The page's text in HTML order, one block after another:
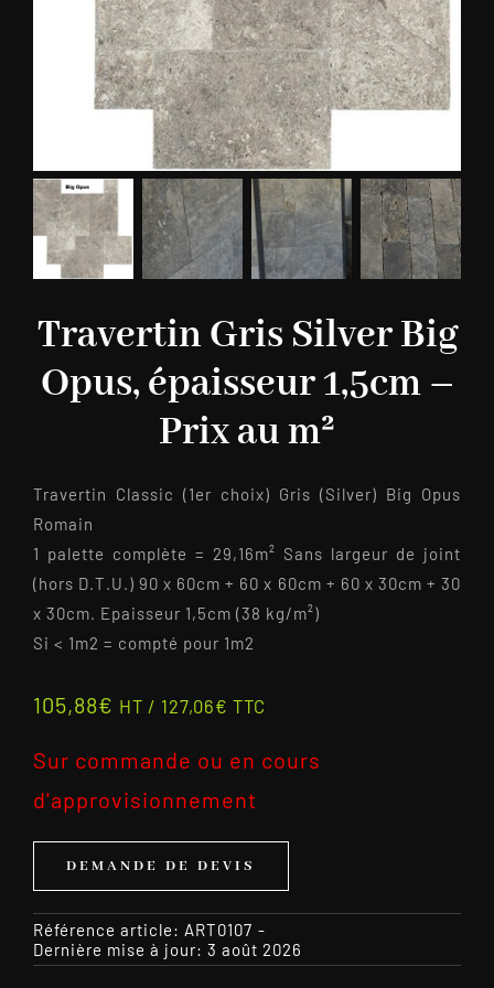
Travertin Gris Silver Big
Opus, épaisseur 1,5cm –
Prix au m²
Travertin Classic (1er choix) Gris (Silver) Big Opus
Romain
1 palette complète = 29,16m² Sans largeur de joint
(hors D.T.U.) 90 x 60cm + 60 x 60cm + 60 x 30cm + 30
x 30cm. Epaisseur 1,5cm (38 kg/m²)
Si < 1m2 = compté pour 1m2
105,88€ HT / 127,06€ TTC
Sur commande ou en cours
d'approvisionnement
DEMANDE DE DEVIS
Référence article: ART0107 -
Dernière mise à jour: 3 août 2026